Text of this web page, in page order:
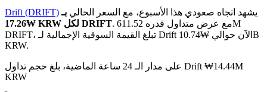
العقود الآجلة لـ COIN-M
العقود الآجلة للعملات المشفرة
Drift (DRIFT) يشهد اتجاه صعودي هذا الأسبوع، مع السعر الحالي بـ
₩17.26 KRW لكل DRIFT. مع عرض متداول قدره 611.52M
DRIFT، تبلغ القيمة السوقية الإجمالية لـ Drift الآن حوالي ₩10.74B
KRW.
على مدار الـ 24 ساعة الماضية، بلغ حجم تداول Drift ₩14.44M
KRW